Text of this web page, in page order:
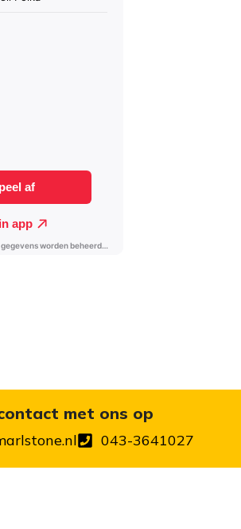
met ons op
043-3641027